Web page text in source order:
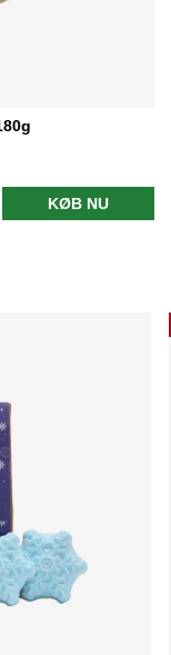
KØB NU